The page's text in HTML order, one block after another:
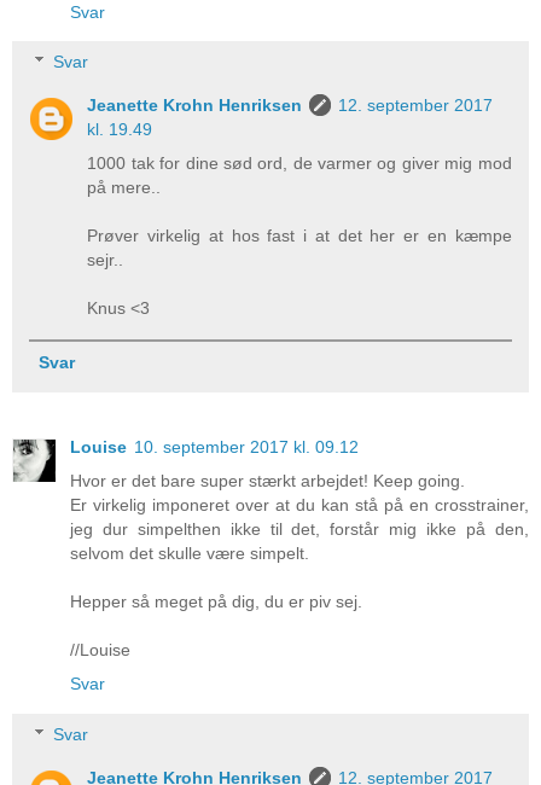
Svar
Svar
Jeanette Krohn Henriksen
12. september 2017
kl. 19.49
1000 tak for dine sød ord, de varmer og giver mig mod
på mere..
Prøver virkelig at hos fast i at det her er en kæmpe
sejr..
Knus <3
Svar
Louise 10. september 2017 kl. 09.12
Hvor er det bare super stærkt arbejdet! Keep going.
Er virkelig imponeret over at du kan stå på en crosstrainer,
jeg dur simpelthen ikke til det, forstår mig ikke på den,
selvom det skulle være simpelt.
Hepper så meget på dig, du er piv sej.
//Louise
Svar
Svar
Jeanette Krohn Henriksen 12. september 2017